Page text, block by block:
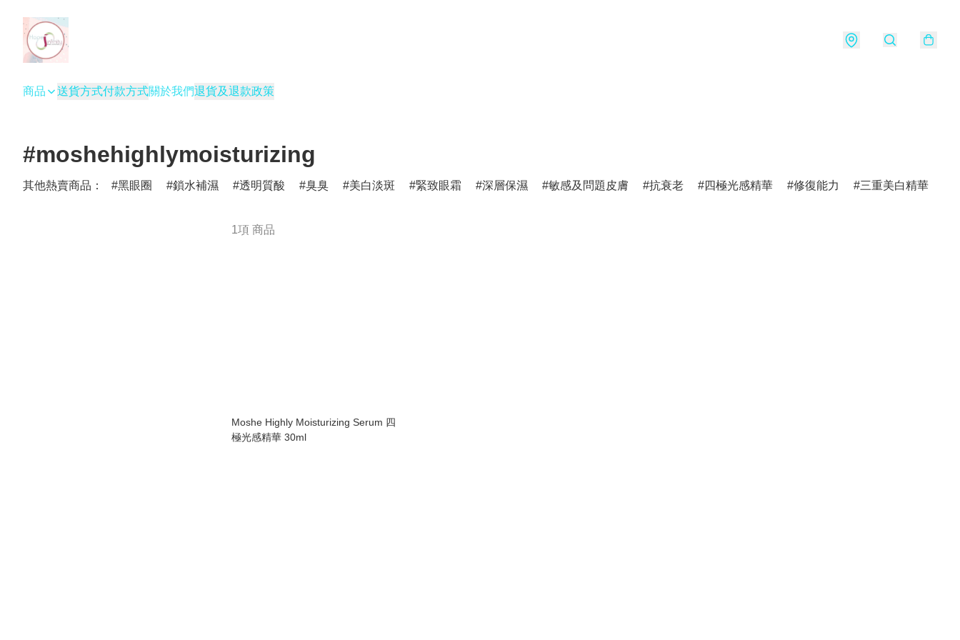
商品 送貨方式付款方式關於我們退貨及退款政策
#moshehighlymoisturizing
其他熱賣商品： 黑眼圈 鎖水補濕 透明質酸 臭臭 美白淡斑 緊致眼霜 深層保濕 敏感及問題皮膚 抗衰老 四極光感精華 修復能力 三重美白精華
1項 商品
Moshe Highly Moisturizing Serum 四
極光感精華 30ml